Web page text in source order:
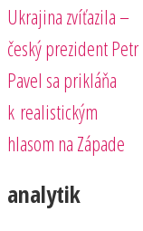
článku
Ukrajina zvíťazila –
český prezident Petr
Pavel sa prikláňa
k realistickým
hlasom na Západe
analytik